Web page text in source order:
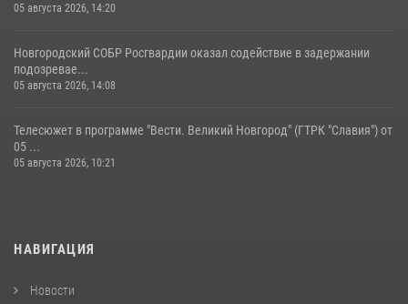
05 августа 2026, 14:20
Новгородский СОБР Росгвардии оказал содействие в задержании
подозревае...
05 августа 2026, 14:08
Телесюжет в программе "Вести. Великий Новгород" (ГТРК "Славия") от
05 ...
05 августа 2026, 10:21
НАВИГАЦИЯ
Новости